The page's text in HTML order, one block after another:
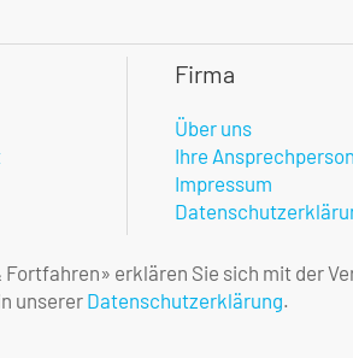
Firma
Über uns
Ihre
Impressum
erklären Sie sich mit der
unserer Datenschutzerklärung.